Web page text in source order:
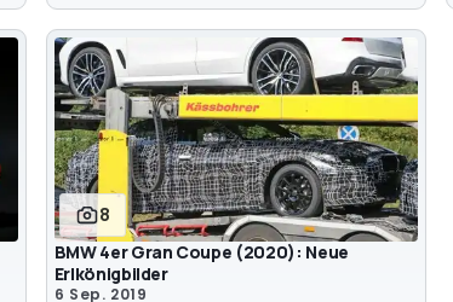
8
BMW 4er Gran Coupe (2020): Neue
Erlkönigbilder
6 Sep. 2019